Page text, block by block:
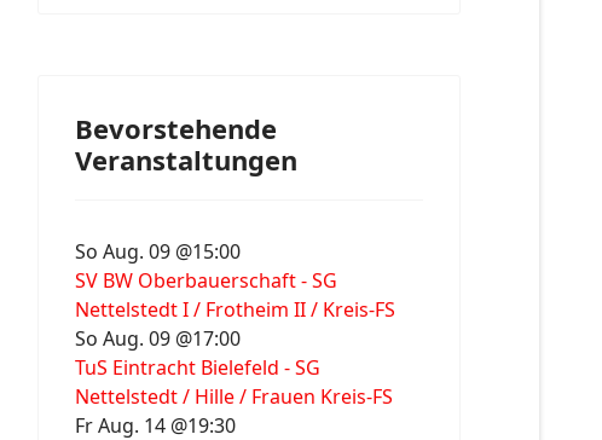
Bevorstehende
Veranstaltungen
So Aug. 09 @15:00
SV BW Oberbauerschaft - SG
Nettelstedt I / Frotheim II / Kreis-FS
So Aug. 09 @17:00
TuS Eintracht Bielefeld - SG
Nettelstedt / Hille / Frauen Kreis-FS
Fr Aug. 14 @19:30